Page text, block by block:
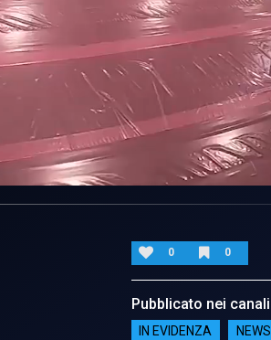
0 0
Pubblicato nei canali
IN EVIDENZA NEWS